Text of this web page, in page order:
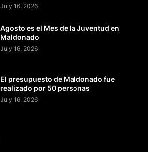
July 16, 2026
Agosto es el Mes de la Juventud en
Maldonado
July 16, 2026
El presupuesto de Maldonado fue
realizado por 50 personas
July 16, 2026